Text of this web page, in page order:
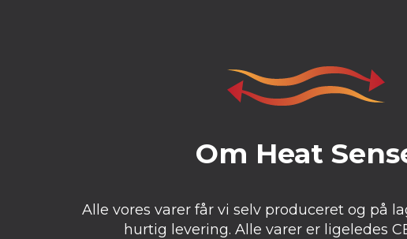
Om Heat
Alle vores varer får vi selv produceret og på
hurtig levering. Alle varer er ligeledes